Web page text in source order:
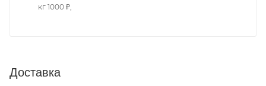
кг 1000 ₽,
Доставка